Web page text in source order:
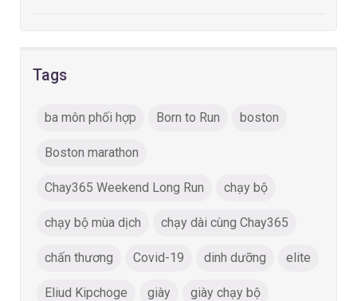
Tags
ba môn phối hợp Born to Run boston
Boston marathon
Chay365 Weekend Long Run chạy bộ
chạy bộ mùa dịch chạy dài cùng Chay365
chấn thương Covid-19 dinh dưỡng elite
Eliud Kipchoge giày giày chạy bộ